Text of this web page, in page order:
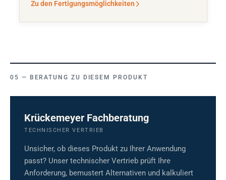
Zu den Fertigungsmöglichkeiten
BERATUNG ZU DIESEM PRODUKT
Krückemeyer Fachberatung
TECHNISCHER VERTRIEB
Unsicher, ob dieses Produkt zu Ihrer Anwendung
passt? Unser technischer Vertrieb prüft Ihre
Anforderung, bemustert Alternativen und kalkuliert